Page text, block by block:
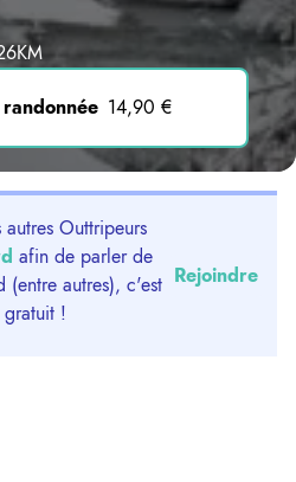
14,90 €
autres Outtripeurs
afin de parler de
(entre autres), c'est
!
Rejoindre